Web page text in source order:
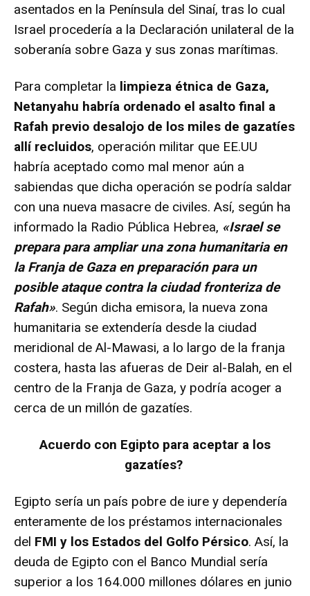
asentados en la Península del Sinaí, tras lo cual
Israel procedería a la Declaración unilateral de la
soberanía sobre Gaza y sus zonas marítimas.
Para completar la limpieza étnica de Gaza,
Netanyahu habría ordenado el asalto final a
Rafah previo desalojo de los miles de gazatíes
allí recluidos, operación militar que EE.UU
habría aceptado como mal menor aún a
sabiendas que dicha operación se podría saldar
con una nueva masacre de civiles. Así, según ha
informado la Radio Pública Hebrea, «Israel se
prepara para ampliar una zona humanitaria en
la Franja de Gaza en preparación para un
posible ataque contra la ciudad fronteriza de
Rafah». Según dicha emisora, la nueva zona
humanitaria se extendería desde la ciudad
meridional de Al-Mawasi, a lo largo de la franja
costera, hasta las afueras de Deir al-Balah, en el
centro de la Franja de Gaza, y podría acoger a
cerca de un millón de gazatíes.
Acuerdo con Egipto para aceptar a los
gazatíes?
Egipto sería un país pobre de iure y dependería
enteramente de los préstamos internacionales
del FMI y los Estados del Golfo Pérsico. Así, la
deuda de Egipto con el Banco Mundial sería
superior a los 164.000 millones dólares en junio